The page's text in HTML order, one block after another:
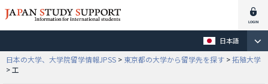
日本語
日本の大学、大学院留学情報JPSS > 東京都の大学から留学先を探す >拓殖大学
>工